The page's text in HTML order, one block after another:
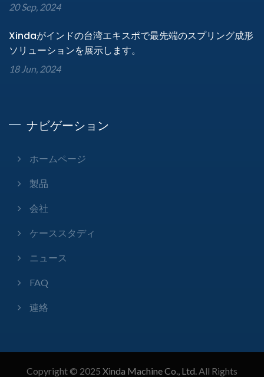
20 Sep, 2024
Xindaがインドの台湾エキスポで最先端のスプリング成形
ソリューションを展示します。
18 Jun, 2024
ナビゲーション
ホームページ
製品
会社
ケーススタディ
ニュース
FAQ
連絡
Copyright © 2025 Xinda Machine Co., Ltd.All Rights